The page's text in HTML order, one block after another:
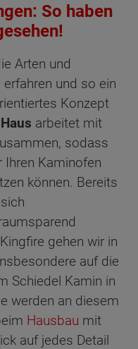
So haben
Arten und
erfahren und so ein
Konzept
arbeitet mit
sodass
Ihren Kaminofen
können. Bereits
gehen wir in
auf die
Schiedel Kamin in
werden an diesem
Hausbau mit
auf jedes Detail